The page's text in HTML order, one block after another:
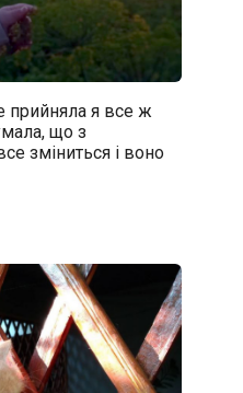
прийняла я все ж
що з
зміниться і воно